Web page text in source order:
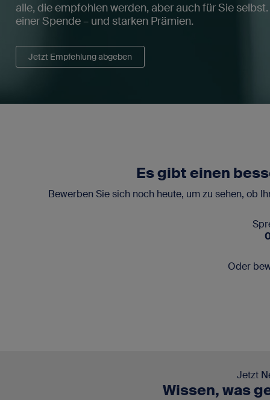
alle, die empfohlen werden, aber auch für Sie
einer Spende – und starken Prämien.
Jetzt Empfehlung abgeben
Es gibt einen
Bewerben Sie sich noch heute, um zu sehen, ob
Oder
Jetzt
Wissen, was